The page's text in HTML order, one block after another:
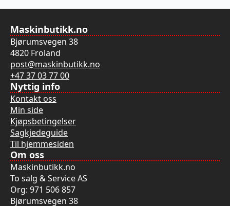
Maskinbutikk.no
Bjørumsvegen 38
4820 Froland
post@maskinbutikk.no
+47 37 03 77 00
Nyttig info
Kontakt oss
Min side
Kjøpsbetingelser
Sagkjedeguide
Til hjemmesiden
Om oss
Maskinbutikk.no
To salg & Service AS
Org: 971 506 857
Bjørumsvegen 38